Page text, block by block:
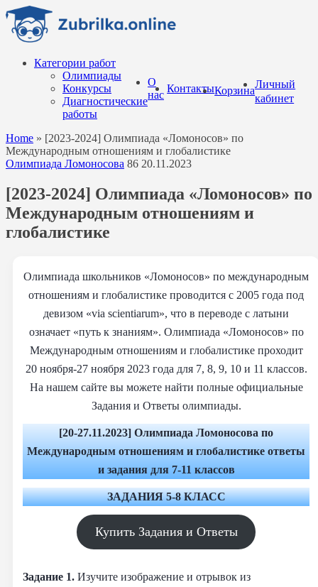
Перейти
содержанию
Категории работ
Олимпиады
Конкурсы
Диагностические
работы
О
нас
КонтактыКорзина
Личный
кабинет
Home » [2023-2024] Олимпиада «Ломоносов» по
Международным отношениям и глобалистике
Олимпиада Ломоносова 86 20.11.2023
[2023-2024] Олимпиада «Ломоносов» по
Международным отношениям и
глобалистике
Олимпиада школьников «Ломоносов» по международным
отношениям и глобалистике проводится с 2005 года под
девизом «via scientiarum», что в переводе с латыни
означает «путь к знаниям». Олимпиада «Ломоносов» по
Международным отношениям и глобалистике проходит
20 ноября-27 ноября 2023 года для 7, 8, 9, 10 и 11 классов.
На нашем сайте вы можете найти полные официальные
Задания и Ответы олимпиады.
[20-27.11.2023] Олимпиада Ломоносова по
Международным отношениям и глобалистике ответы
и задания для 7-11 классов
ЗАДАНИЯ 5-8 КЛАСС
Купить Задания и Ответы
Задание 1. Изучите изображение и отрывок из